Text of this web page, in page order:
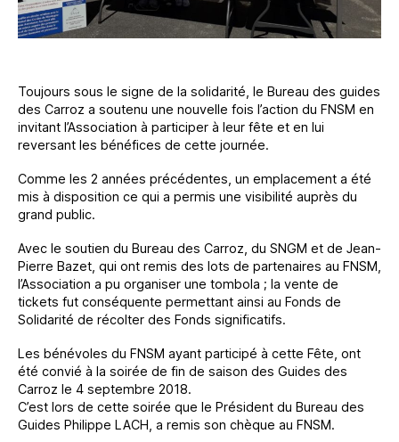
Toujours sous le signe de la solidarité, le Bureau des guides
des Carroz a soutenu une nouvelle fois l’action du FNSM en
invitant l’Association à participer à leur fête et en lui
reversant les bénéfices de cette journée.
Comme les 2 années précédentes, un emplacement a été
mis à disposition ce qui a permis une visibilité auprès du
grand public.
Avec le soutien du Bureau des Carroz, du SNGM et de Jean-
Pierre Bazet, qui ont remis des lots de partenaires au FNSM,
l’Association a pu organiser une tombola ; la vente de
tickets fut conséquente permettant ainsi au Fonds de
Solidarité de récolter des Fonds significatifs.
Les bénévoles du FNSM ayant participé à cette Fête, ont
été convié à la soirée de fin de saison des Guides des
Carroz le 4 septembre 2018.
C’est lors de cette soirée que le Président du Bureau des
Guides Philippe LACH, a remis son chèque au FNSM.